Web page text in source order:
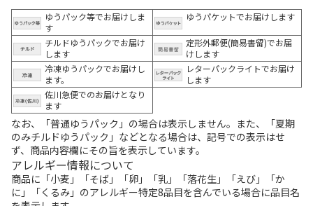
ゆうパック等でお届けしま
す
ゆうパケットでお届けします
チルドゆうパックでお届け
します
定形外郵便(簡易書留)でお届
けします
冷凍ゆうパックでお届けし
ます。
レターパックライトでお届け
します
佐川急便でのお届けとなり
ます
なお、「普通ゆうパック」の場合は表示しません。また、「夏期
のみチルドゆうパック」などとなる場合は、記号での表示はせ
ず、商品内容欄にその旨を表示しています。
アレルギー情報について
商品に「小麦」「そば」「卵」「乳」「落花生」「えび」「か
に」「くるみ」のアレルギー特定8品目を含んでいる場合に品目名